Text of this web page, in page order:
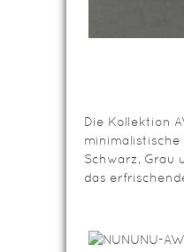
Die Kollektion
Schwarz, Grau
das